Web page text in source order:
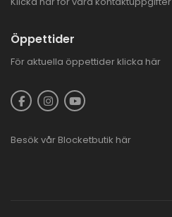
Öppettider
För aktuella öppettider klicka här
Besök vår Blocketbutik här